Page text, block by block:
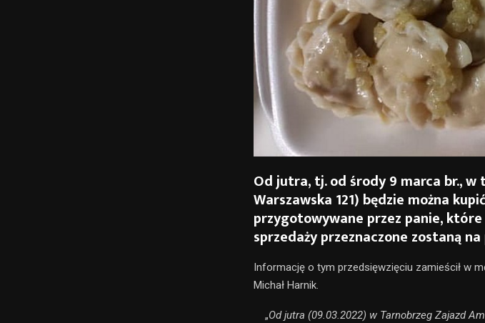
Od jutra, tj. od środy 9 marca br.,
Warszawska 121) będzie można
przygotowywane przez panie, które
sprzedaży przeznaczone zostaną
Informację o tym przedsięwzięciu zamieścił w
Michał Harnik.
„Od jutra (09.03.2022) w Tarnobrzeg Zajazd